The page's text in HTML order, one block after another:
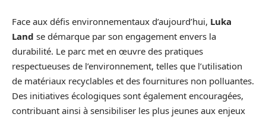
Face aux défis environnementaux d’aujourd’hui, Luka
Land se démarque par son engagement envers la
durabilité. Le parc met en œuvre des pratiques
respectueuses de l’environnement, telles que l’utilisation
de matériaux recyclables et des fournitures non polluantes.
Des initiatives écologiques sont également encouragées,
contribuant ainsi à sensibiliser les plus jeunes aux enjeux